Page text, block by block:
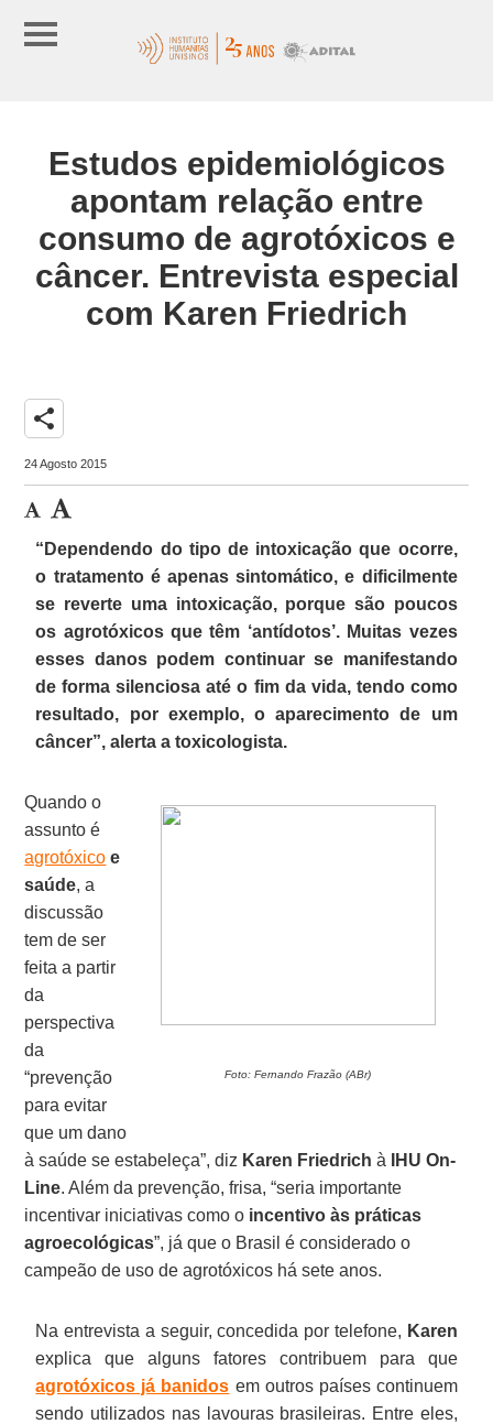
Estudos epidemiológicos
apontam relação entre
consumo de agrotóxicos e
câncer. Entrevista especial
com Karen Friedrich
share
24 Agosto 2015
“Dependendo do tipo de intoxicação que ocorre,
o tratamento é apenas sintomático, e dificilmente
se reverte uma intoxicação, porque são poucos
os agrotóxicos que têm ‘antídotos’. Muitas vezes
esses danos podem continuar se manifestando
de forma silenciosa até o fim da vida, tendo como
resultado, por exemplo, o aparecimento de um
câncer”, alerta a toxicologista.
Foto: Fernando Frazão (ABr)
Quando o
assunto é
agrotóxico e
saúde, a
discussão
tem de ser
feita a partir
da
perspectiva
da
“prevenção
para evitar
que um dano
à saúde se estabeleça”, diz Karen Friedrich à
IHU On-
Line. Além da prevenção, frisa, “seria importante
incentivar iniciativas como o incentivo às práticas
agroecológicas”, já que o Brasil é considerado o
campeão de uso de agrotóxicos há sete anos.
Na entrevista a seguir, concedida por telefone, Karen
explica que alguns fatores contribuem para que
agrotóxicos já banidos em outros países continuem
sendo utilizados nas lavouras brasileiras. Entre eles,